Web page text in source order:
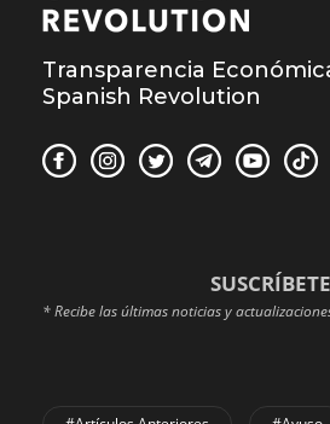
Transparencia
Spanish Revolution
SUSCRÍBETE
* Recibe las últimas noticias y